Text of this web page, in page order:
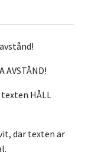
HÅLL
där texten är